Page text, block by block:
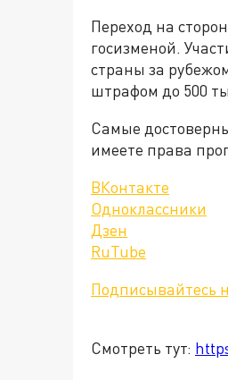
Переход на
госизменой.
страны за
штрафом до 500
Самые
имеете права
ВКонтакте
Одноклассники
Дзен
RuTube
Подписывайтесь
Смотреть тут: